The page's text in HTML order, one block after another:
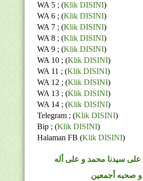
WA 5 ; (Klik DISINI)
WA 6 ; (Klik DISINI)
WA 7 ; (Klik DISINI)
WA 8 ; (Klik DISINI)
WA 9 ; (Klik DISINI)
WA 10 ; (Klik DISINI)
WA 11 ; (Klik DISINI)
WA 12 ; (Klik DISINI)
WA 13 ; (Klik DISINI)
WA 14 ; (Klik DISINI)
Telegram ; (Klik DISINI)
Bip ; (Klik DISINI)
Halaman FB (Klik DISINI)
على سيدنا محمد و على أله
و صحبه أجمعين